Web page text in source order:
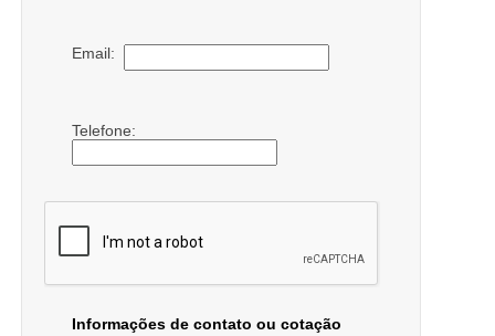
Email:
Telefone:
Informações de contato ou cotação